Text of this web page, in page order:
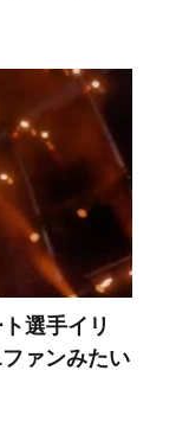
選手イリ
ァンみたい